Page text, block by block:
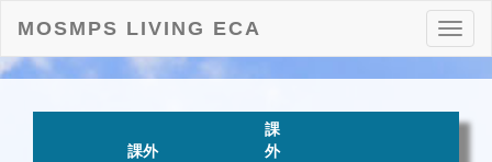
打
開
MOSMPS LIVING ECA
課外
課
外